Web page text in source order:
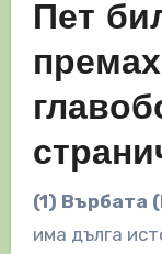
Пет
(1) Върбата
има дълга